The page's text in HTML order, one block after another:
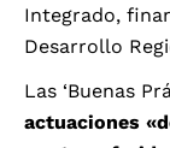
Integrado,
Desarrollo
Las ‘Buenas
actuaciones